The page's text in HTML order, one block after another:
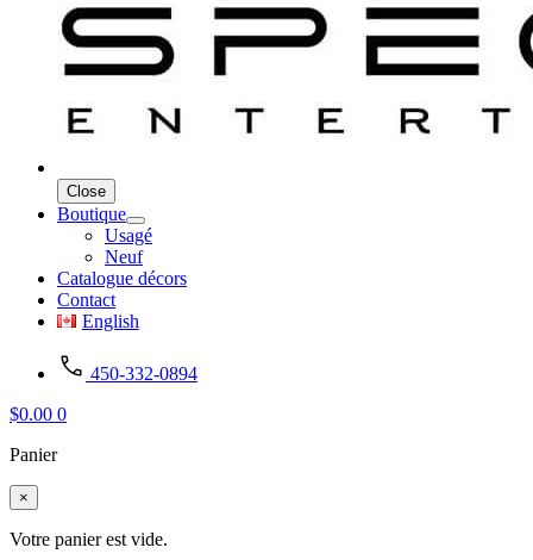
Close
Boutique
Usagé
Neuf
Catalogue décors
Contact
English
450-332-0894
$0.00 0
Panier
×
Votre panier est vide.